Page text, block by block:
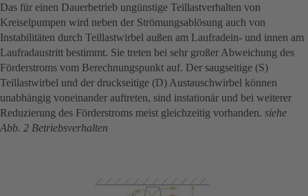
Das für einen Dauerbetrieb ungünstige Teillastverhalten von
Kreiselpumpen wird neben der Strömungsablösung auch von
Instabilitäten durch Teillastwirbel außen am Laufradein- und innen am
Laufradaustritt bestimmt. Sie treten bei sehr großer Abweichung des
Förderstroms vom Berechnungspunkt auf. Der saugseitige (S)
Teillastwirbel und der druckseitige (D) Austauschwirbel können
unabhängig voneinander auftreten, sind instationär und bei weiterer
Reduzierung des Förderstroms meist gleichzeitig vorhanden. siehe
Abb. 2 Betriebsverhalten